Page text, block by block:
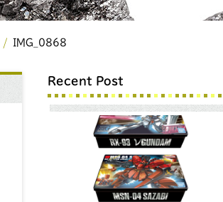
IMG_0868
Recent Post